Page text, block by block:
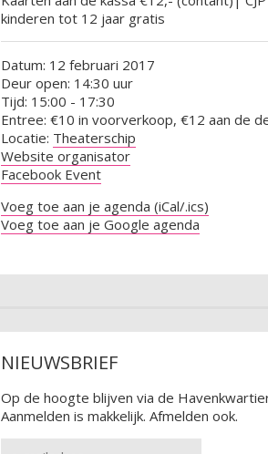
kinderen tot 12 jaar gratis
Datum: 12 februari 2017
Deur open: 14:30 uur
Tijd: 15:00 - 17:30
Entree: €10 in voorverkoop, €12 aan de
Locatie: Theaterschip
Website organisator
Facebook Event
Voeg toe aan je agenda (iCal/.ics)
Voeg toe aan je Google agenda
NIEUWSBRIEF
Op de hoogte blijven via de
Aanmelden is makkelijk. Afmelden ook.